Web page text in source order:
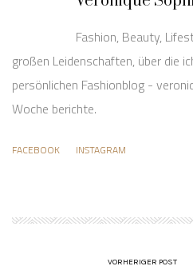
Fashion, Beauty,
großen Leidenschaften, über die
persönlichen Fashionblog -
Woche berichte.
FACEBOOK INSTAGRAM
VORHERIGER POST